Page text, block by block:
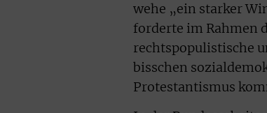
wehe „ein starker
forderte im Rahmen
rechtspopulistische
bisschen
Protestantismus